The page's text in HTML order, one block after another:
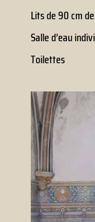
Lits de 90 cm
Salle d’eau
Toilettes